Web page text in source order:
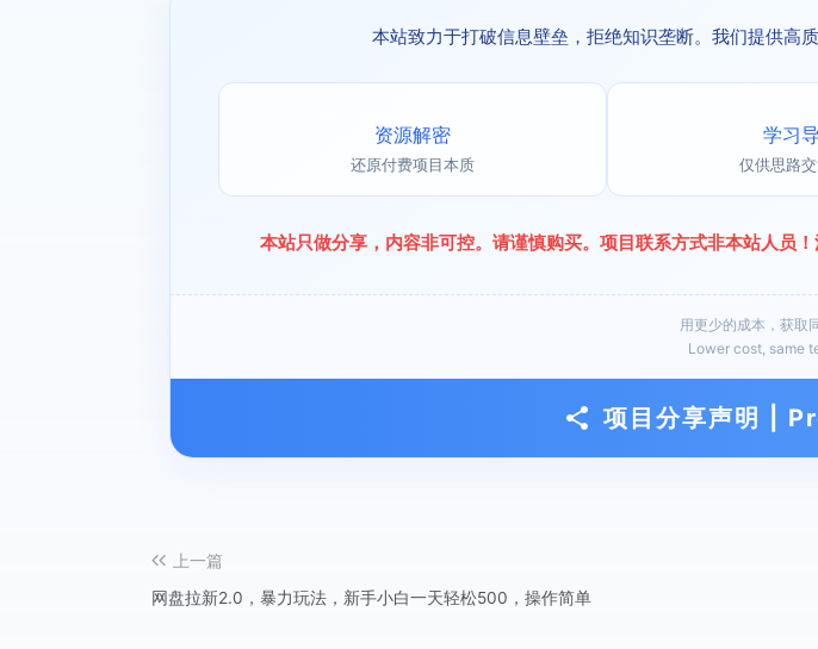
本站致力于打破信息壁垒，拒绝知识垄断。我们提供高
资源解密
还原付费项目本质
学习
仅供思路
本站只做分享，内容非可控。请谨慎购买。项目联系方式非本站人员
用更少的成本，获取
Lower cost, same
项目分享声明 |
上一篇
网盘拉新2.0，暴力玩法，新手小白一天轻松500，操作简单